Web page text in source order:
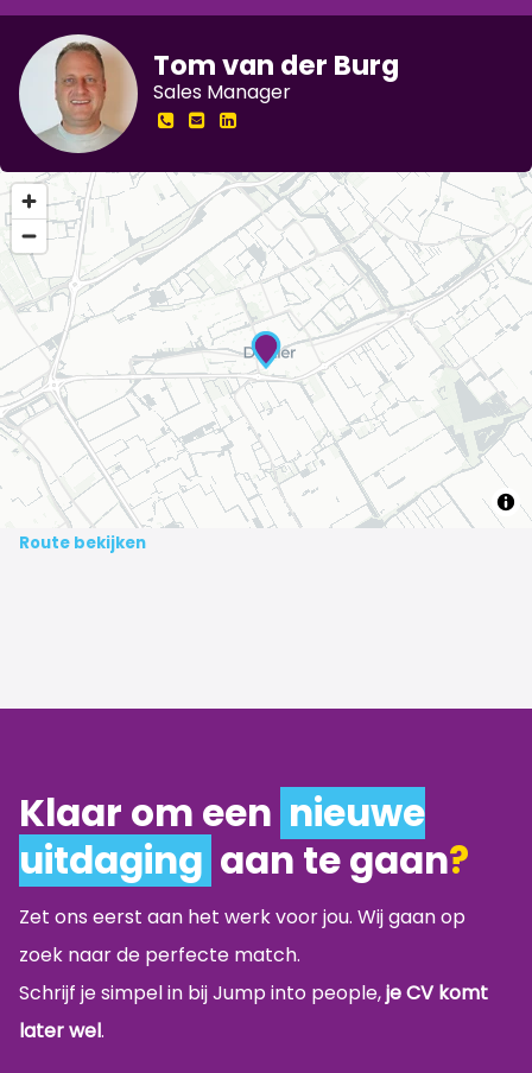
Tom van der Burg
Sales Manager
Route bekijken
Klaar om een nieuwe
uitdaging aan te gaan?
Zet ons eerst aan het werk voor jou. Wij gaan op
zoek naar de perfecte match.
Schrijf je simpel in bij Jump into people,je CV komt
later wel.